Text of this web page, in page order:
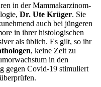
in der Mammakarzinom-
Dr. Ute Krüger. Sie
auch bei jüngeren
in ihrer histologischen
als üblich. Es gilt, so ihr
, keine Zeit zu
in den
gegen Covid-19 stimuliert